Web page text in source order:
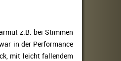
z.B. bei Stimmen
in der Performance
mit leicht fallendem